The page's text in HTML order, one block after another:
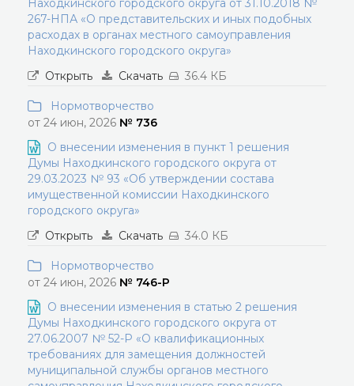
Находкинского городского округа от 31.10.2018 №
267-НПА «О представительских и иных подобных
расходах в органах местного самоуправления
Находкинского городского округа»
Открыть
Скачать 36.4 КБ
Нормотворчество
от 24 июн, 2026 № 736
О внесении изменения в пункт 1 решения
Думы Находкинского городского округа от
29.03.2023 № 93 «Об утверждении состава
имущественной комиссии Находкинского
городского округа»
Открыть
Скачать 34.0 КБ
Нормотворчество
от 24 июн, 2026 № 746-Р
О внесении изменения в статью 2 решения
Думы Находкинского городского округа от
27.06.2007 № 52-Р «О квалификационных
требованиях для замещения должностей
муниципальной службы органов местного